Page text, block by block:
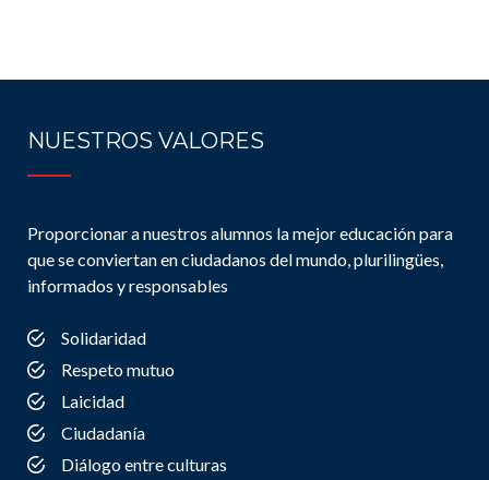
NUESTROS VALORES
Proporcionar a nuestros alumnos la mejor educación para
que se conviertan en ciudadanos del mundo, plurilingües,
informados y responsables
Solidaridad
Respeto mutuo
Laicidad
Ciudadanía
Diálogo entre culturas